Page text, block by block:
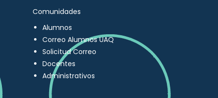
Comunidades
Alumnos
Correo Alumnos UAQ
Solicitud Correo
Docentes
Administrativos